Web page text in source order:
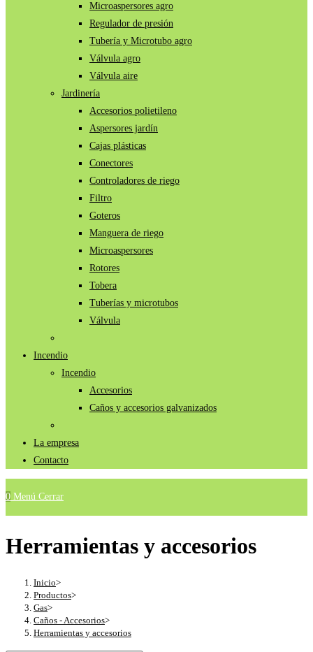
Microaspersores agro
Regulador de presión
Tubería y Microtubo agro
Válvula agro
Válvula aire
Jardinería
Accesorios polietileno
Aspersores jardín
Cajas plásticas
Conectores
Controladores de riego
Filtro
Goteros
Manguera de riego
Microaspersores
Rotores
Tobera
Tuberías y microtubos
Válvula
Incendio
Incendio
Accesorios
Caños y accesorios galvanizados
La empresa
Contacto
0 Menú Cerrar
Herramientas y accesorios
Inicio>
Productos>
Gas>
Caños - Accesorios>
Herramientas y accesorios